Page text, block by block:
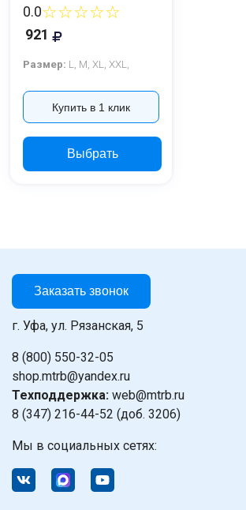
0.0☆☆☆☆☆
921
Размер: L, M, XL, XXL,
Купить в 1 клик
Выбрать
Заказать звонок
г. Уфа, ул. Рязанская, 5
8 (800) 550-32-05
shop.mtrb@yandex.ru
Техподдержка: web@mtrb.ru
8 (347) 216-44-52 (доб. 3206)
Мы в социальных сетях:
Нажимая на кнопку "Отправить" вы